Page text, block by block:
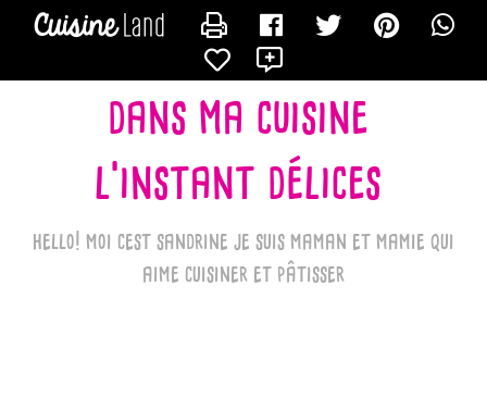
dans ma cuisine
l'instant délices
hello! moi cest sandrine je suis maman et mamie qui
aime cuisiner et pâtisser
CONTACTER LES_RECETTES_DE_SANDRINE_BK